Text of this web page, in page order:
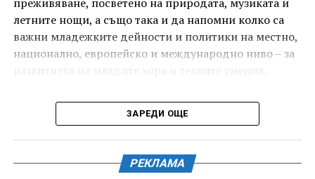
И двете вечери ще продължи инициативата „Книга
за книга“ – всеки може да донесе книга от личната
си библиотека и да вземе друга. Целта е обмен на
летните нощи, а също така и да напомни колко са
важни младежките дейности и политики на местно,
национално, европейско и международно ниво – за
Вечерта е в пика на метеорния поток „Персеиди“ –
едно от най-красивите и очаквани астрономически
дни Земята преминава през шлейф от частици,
оставени от кометата 109P/Swift-Tuttle.
ЗАРЕДИ ОЩЕ
РЕКЛАМА